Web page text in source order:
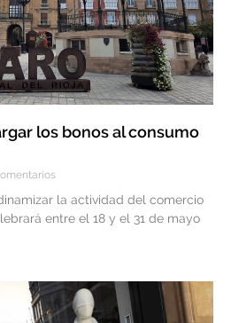
los bonos al consumo
la actividad del comercio
entre el 18 y el 31 de mayo